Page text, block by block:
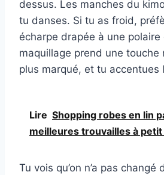
dessus. Les manches du
tu danses. Si tu as froid,
écharpe drapée à une
maquillage prend une touche
plus marqué, et tu accentues
Lire Shopping robes en lin
meilleures trouvailles à
Tu vois qu’on n’a pas